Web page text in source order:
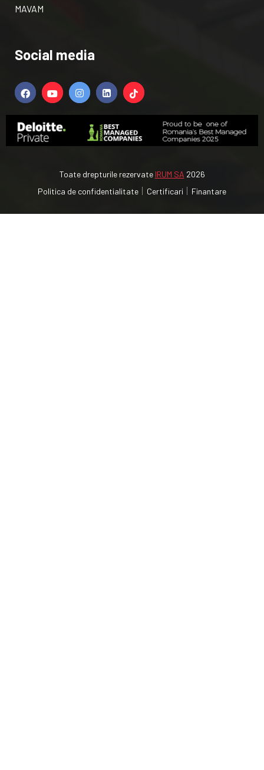
MAVAM
Social media
Toate drepturile rezervate IRUM SA 2026
Politica de confidentialitate
Certificari Finantare